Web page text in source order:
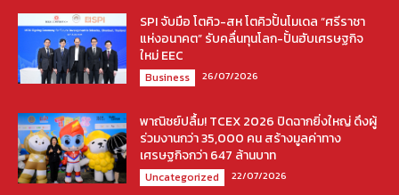
SPI จับมือ โตคิว-สห โตคิวปั้นโมเดล “ศรีราชา
แห่งอนาคต” รับคลื่นทุนโลก-ปั้นฮับเศรษฐกิจ
ใหม่ EEC
Business 26/07/2026
พาณิชย์ปลื้ม! TCEX 2026 ปิดฉากยิ่งใหญ่ ดึงผู้
ร่วมงานกว่า 35,000 คน สร้างมูลค่าทาง
เศรษฐกิจกว่า 647 ล้านบาท
Uncategorized 22/07/2026